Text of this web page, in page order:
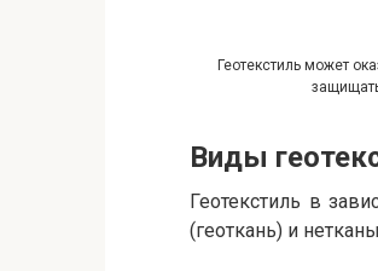
Геотекстиль может
Виды
Геотекстиль в
(геоткань) и